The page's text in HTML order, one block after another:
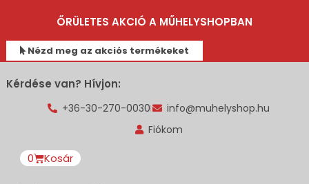
ŐRÜLETES AKCIÓ A MŰHELYSHOPBAN
Nézd meg az akciós termékeket
Kérdése van? Hívjon:
+36-30-270-0030
info@muhelyshop.hu
Fiókom
0 Kosár